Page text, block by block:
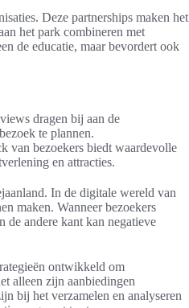
Deze partnerships maken het
het park combineren met
de educatie, maar bevordert ook
dragen bij aan de
te plannen.
van bezoekers biedt waardevolle
en attracties.
In de digitale wereld van
maken. Wanneer bezoekers
de andere kant kan negatieve
ontwikkeld om
alleen zijn aanbiedingen
bij het verzamelen en analyseren